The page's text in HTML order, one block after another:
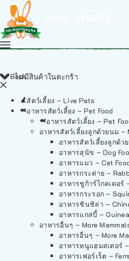
ไม่มีสินค้าในตะกร้า
Back
สัตว์เลี้ยง – Live Pets
อาหารสัตว์เลี้ยง – Pet Food
อาหารสัตว์เลี้ยง – Pet
อาหารสัตว์เลี้ยงลูกด้วยนม –
อาหารสัตว์เลี้ยงลูกด้ว
อาหารสุนัข – Dog
อาหารแมว – Cat
อาหารกระต่าย –
อาหารชูก้าร์ไกลเดอร์
อาหารกระรอก –
อาหารชินชิล่า –
อาหารแกสบี้ –
อาหารอื่นๆ – More
อาหารอื่นๆ – More
อาหารหนูแฮมสเตอร์
อาหารเฟอร์เร็ต –